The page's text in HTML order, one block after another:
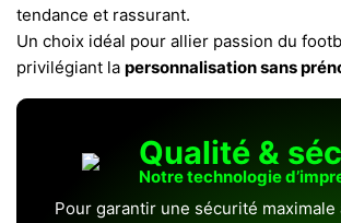
tendance et rassurant.
Un choix idéal pour allier passion du
privilégiant la personnalisation sans
Qualité &
Notre technologie
Pour garantir une sécurité